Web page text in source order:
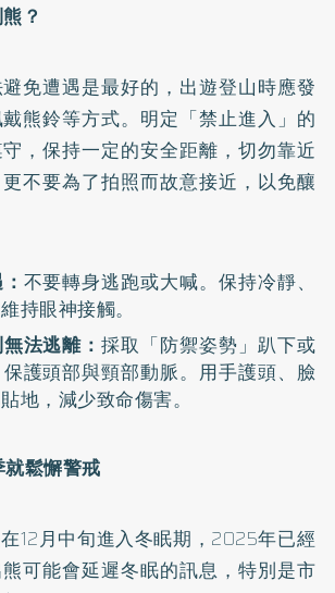
？
免遭遇是最好的，出遊登山時應發
熊鈴等方式。明定「禁止進入」的
，保持一定的安全距離，切勿靠近
不要為了拍照而故意接近，以免釀
不要轉身逃跑或大喊。保持冷靜、
持眼神接觸。
法逃離：採取「防禦姿勢」趴下或
護頭部與頸部動脈。用手護頭、臉
地，減少致命傷害。
鬆懈警戒
12月中旬進入冬眠期，2025年已經
可能會延遲冬眠的訊息，特別是市